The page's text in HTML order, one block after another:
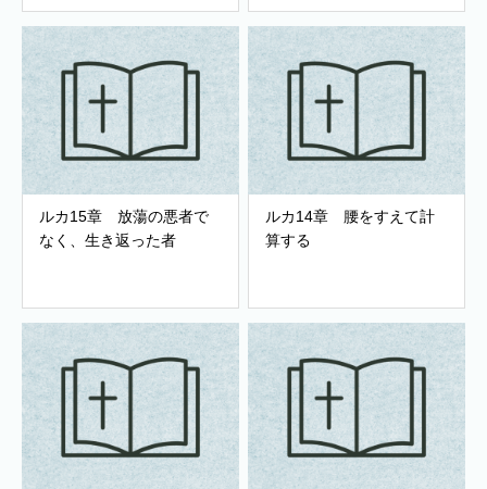
ルカ15章 放蕩の悪者で
なく、生き返った者
ルカ14章 腰をすえて計
算する